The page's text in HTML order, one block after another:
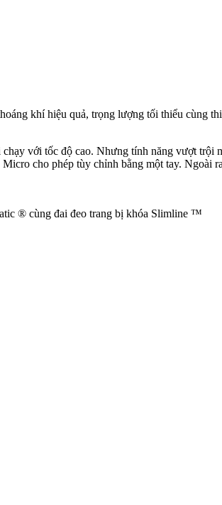
khí hiệu quả, trọng lượng tối thiểu cùng
với tốc độ cao. Nhưng tính năng vượt trội
cho phép tùy chỉnh bằng một tay. Ngoài
® cùng đai đeo trang bị khóa Slimline ™